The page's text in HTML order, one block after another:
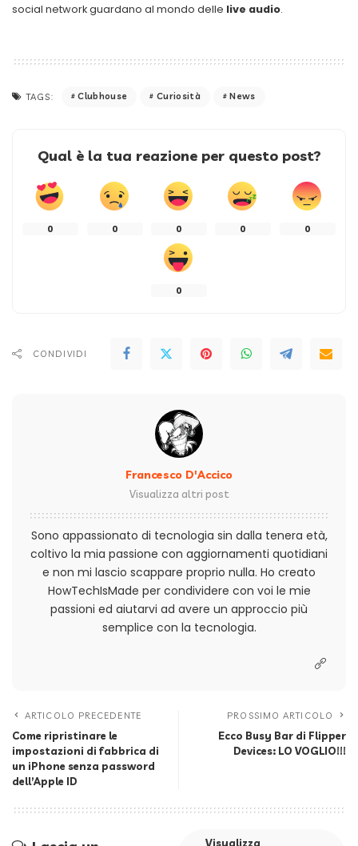
social network guardano al mondo delle live audio.
TAGS: Clubhouse Curiosità News
Qual è la tua reazione per questo post?
0 0 0 0 0
0
CONDIVIDI
Francesco D'Accico
Visualizza altri post
Sono appassionato di tecnologia sin dalla tenera età,
coltivo la mia passione con aggiornamenti quotidiani
e non mi lascio scappare proprio nulla. Ho creato
HowTechIsMade per condividere con voi le mie
passioni ed aiutarvi ad avere un approccio più
semplice con la tecnologia.
ARTICOLO PRECEDENTE
Come ripristinare le
impostazioni di fabbrica di
un iPhone senza password
dell’Apple ID
PROSSIMO ARTICOLO
Ecco Busy Bar di Flipper
Devices: LO VOGLIO!!!
Visualizza